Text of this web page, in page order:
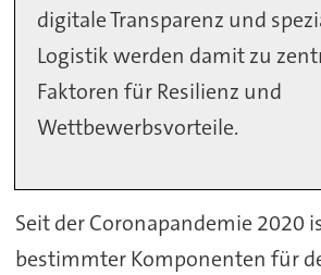
digitale Transparenz und
Logistik werden damit zu
Faktoren für Resilienz und
Wettbewerbsvorteile.
Seit der Coronapandemie 2020
bestimmter Komponenten für